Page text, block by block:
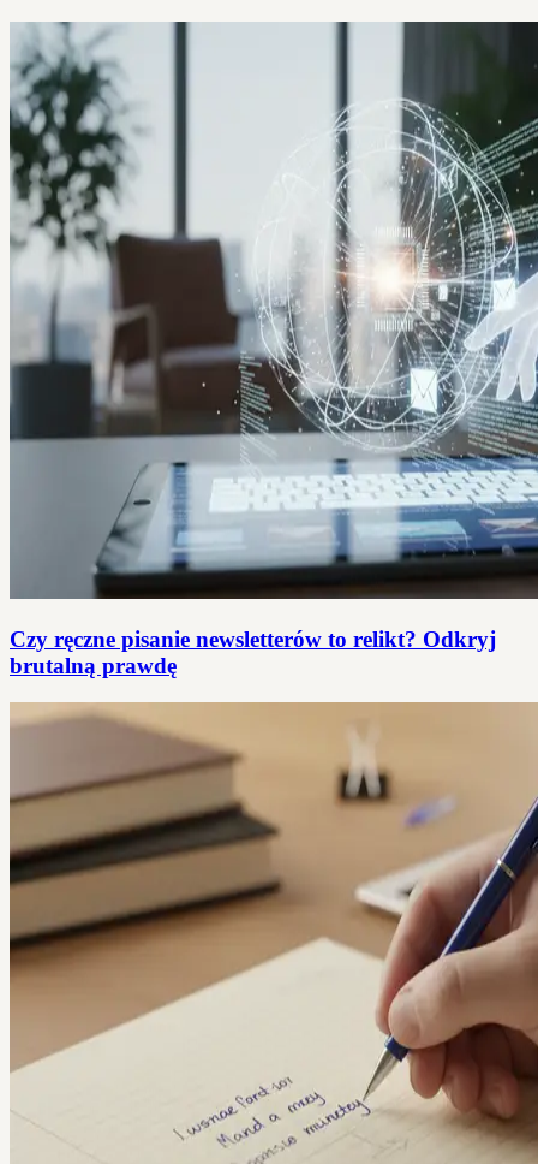
Czy ręczne pisanie newsletterów to relikt? Odkryj
brutalną prawdę